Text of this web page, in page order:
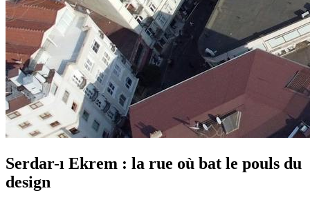
Serdar-ı Ekrem : la rue où bat le pouls du
design